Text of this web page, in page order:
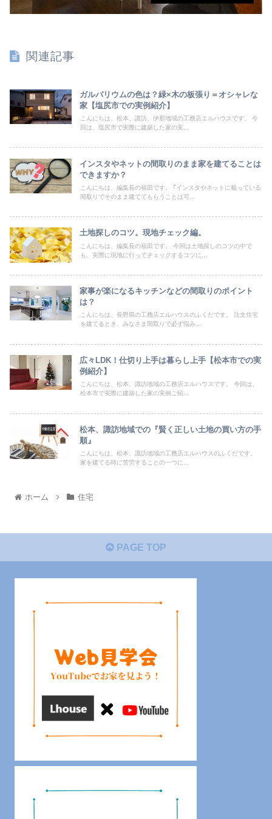
関連記事
ガルバリウムの色は？緑×木の板張り＝オシャレな
家【塩尻市での実例紹介】
こんにちは、松本、諏訪、伊那地域の工務店エルハウスです。 今
回は、塩尻市で実際に建築した家の実...
インスタやネットの間取りのまま家を建てることは
できますか？
こんにちは、編集長の福田です。 ｢インスタやネットに載っている
間取りでそのまま建ててもらうことは可...
土地探しのコツ。現地チェック編。
こんにちは、編集長の福田です。 今回は土地探しのコツの中で
も、実際に現地に行ってチェックするコツに...
家事が楽になるキッチンなどの間取りのポイント
は？
こんにちは、長野県の工務店エルハウスのふくだです。 注文住宅
を建てるとき、みなさま間取りで必ず悩み...
広々LDK！仕切り上手は暮らし上手【松本市での実
例紹介】
こんにちは、松本、諏訪地域の工務店エルハウスです。 今回は、
松本市で実際に建築した家の実例ご紹...
松本、諏訪地域での『賢く正しい土地の買い方の手
順』
こんにちは、松本、諏訪地域の工務店エルハウスのふくだです。
家を建てる時に苦労することの一つに...
ホーム 住宅
PAGE TOP